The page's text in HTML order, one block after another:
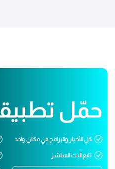
حمّل
كل الأخبار والبرامج في مكان واحد
تابع البث المباشر